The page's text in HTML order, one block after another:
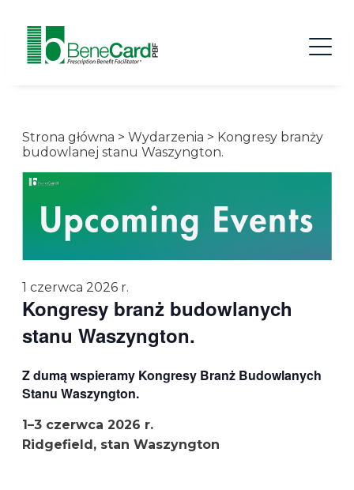
Strona główna > Wydarzenia > Kongresy branży
budowlanej stanu Waszyngton.
1 czerwca 2026 r.
Kongresy branż budowlanych
stanu Waszyngton.
Z dumą wspieramy Kongresy Branż Budowlanych
Stanu Waszyngton.
1–3 czerwca 2026 r.
Ridgefield, stan Waszyngton